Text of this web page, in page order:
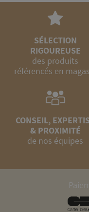
SÉLECTION
RIGOUREUSE
des produits
référencés en
CONSEIL,
& PROXIMITÉ
de nos équipes